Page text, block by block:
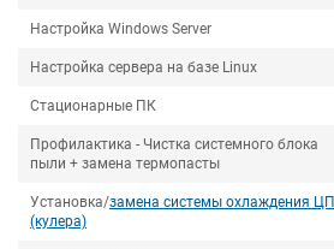
Настройка Windows Server
Настройка сервера на базе Linux
Стационарные ПК
Профилактика - Чистка системного блока
пыли + замена термопасты
Установка/замена системы охлаждения ЦП
(кулера)